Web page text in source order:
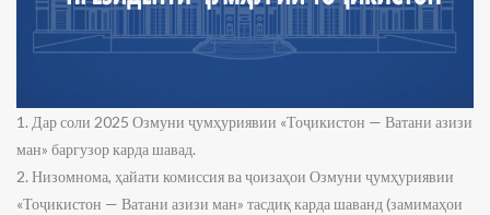
1. Дар соли 2025 Озмуни ҷумҳуриявии «Тоҷикистон — Ватани азизи
ман» баргузор карда шавад.
2. Низомнома, ҳайати комиссия ва ҷоизаҳои Озмуни ҷумҳуриявии
«Тоҷикистон — Ватани азизи ман» тасдиқ карда шаванд (замимаҳои